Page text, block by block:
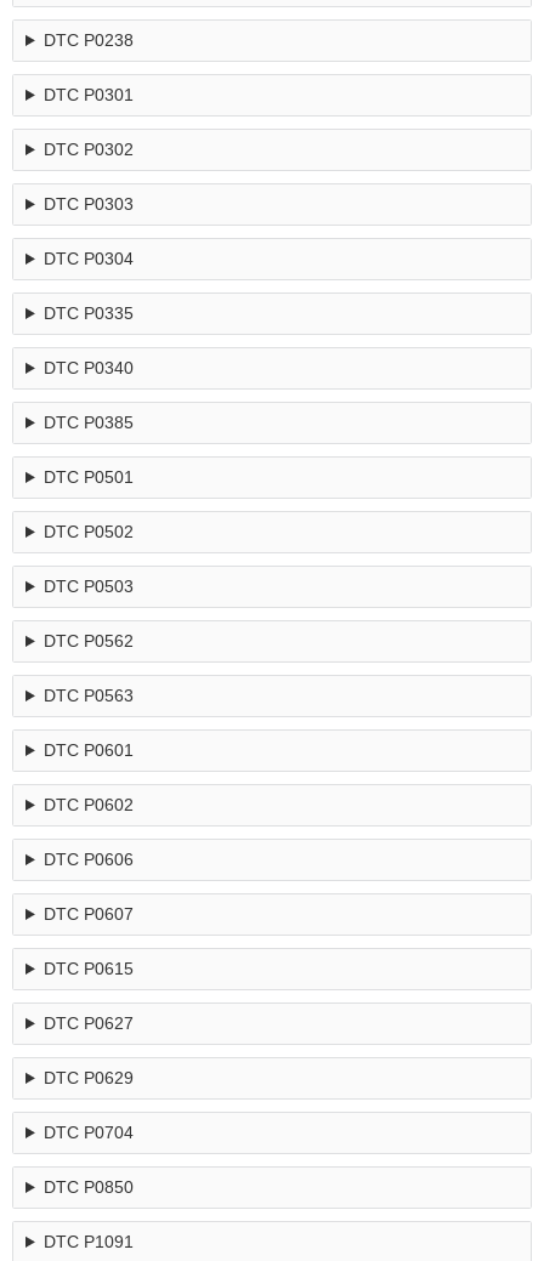
DTC P0238
DTC P0301
DTC P0302
DTC P0303
DTC P0304
DTC P0335
DTC P0340
DTC P0385
DTC P0501
DTC P0502
DTC P0503
DTC P0562
DTC P0563
DTC P0601
DTC P0602
DTC P0606
DTC P0607
DTC P0615
DTC P0627
DTC P0629
DTC P0704
DTC P0850
DTC P1091